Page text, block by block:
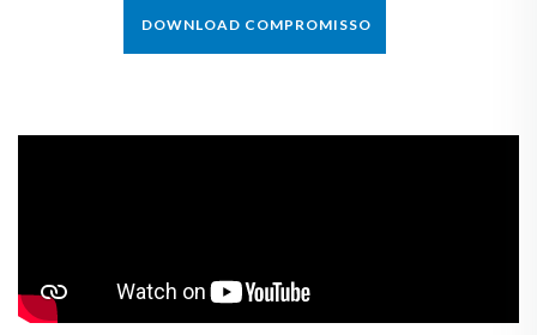
DOWNLOAD COMPROMISSO